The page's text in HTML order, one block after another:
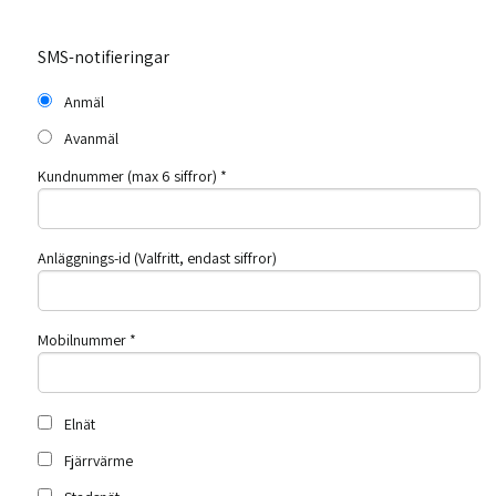
SMS-notifieringar
Anmäl
Avanmäl
Kundnummer (max 6 siffror) *
Anläggnings-id (Valfritt, endast siffror)
Mobilnummer *
Elnät
Fjärrvärme